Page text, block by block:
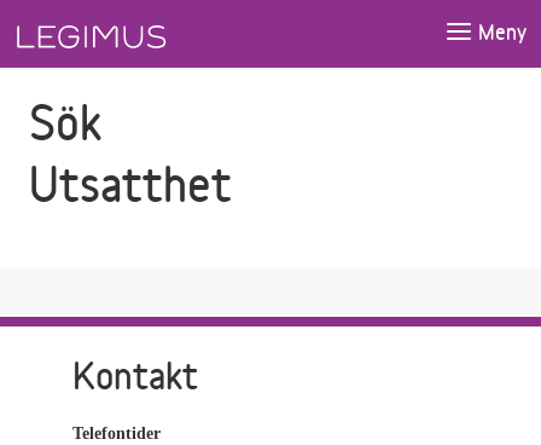
Meny
Sök
Utsatthet
Kontakt
Telefontider